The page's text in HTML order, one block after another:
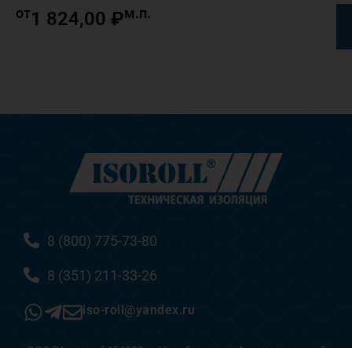
от1 824,00 ₽м.п.
8 (800) 775-73-80
8 (351) 211-33-26
iso-roll@yandex.ru